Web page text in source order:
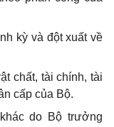
kỳ và đột xuất về
chất, tài chính, tài
cấp của Bộ.
do Bộ trưởng